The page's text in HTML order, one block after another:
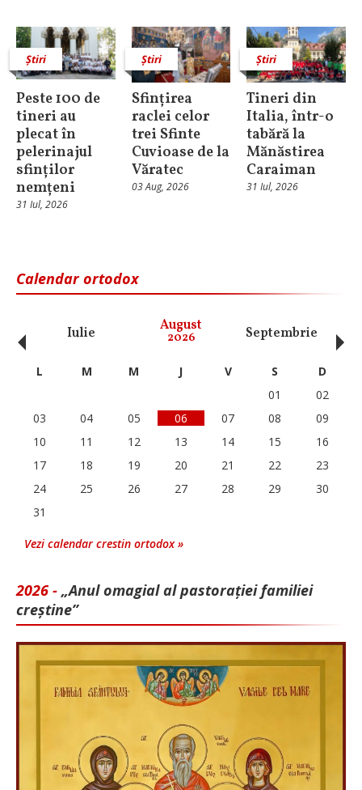
Știri
Peste 100 de
tineri au
plecat în
pelerinajul
sfinților
nemțeni
31 Iul, 2026
Știri
Sfințirea
raclei celor
trei Sfinte
Cuvioase de la
Văratec
03 Aug, 2026
Știri
Tineri din
Italia, într-o
tabără la
Mănăstirea
Caraiman
31 Iul, 2026
Calendar ortodox
Iulie August
2026 Septembrie
‹ L M M J V S
D
01
02
03
04 05 06 07 08
09
10
11 12 13 14 15
16
17
18 19 20 21 22
23
24
25 26 27 28 29
30
31
Vezi calendar crestin ortodox »
2026 - „Anul omagial al pastorației familiei
creștine”